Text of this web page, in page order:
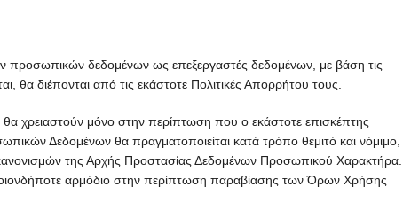
προσωπικών δεδομένων ως επεξεργαστές δεδομένων, με βάση τις
θα διέπονται από τις εκάστοτε Πολιτικές Απορρήτου τους.
χρειαστούν μόνο στην περίπτωση που ο εκάστοτε επισκέπτης
Δεδομένων θα πραγματοποιείται κατά τρόπο θεμιτό και νόμιμο,
της Αρχής Προστασίας Δεδομένων Προσωπικού Χαρακτήρα.
αρμόδιο στην περίπτωση παραβίασης των Όρων Χρήσης